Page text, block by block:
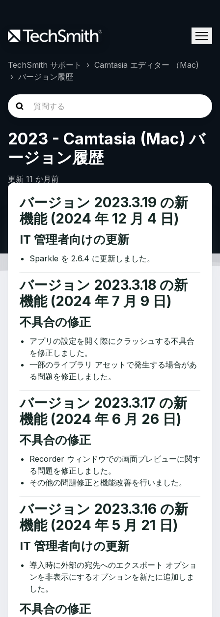
TechSmith サポート
Camtasia エディター （Mac)
バージョン履歴
2023 - Camtasia (Mac) バ
ージョン履歴
更新 11 か月前
バージョン 2023.3.19 の新
機能 (2024 年 12 月 4 日)
IT 管理者向けの更新
Sparkle を 2.6.4 に更新しました。
バージョン 2023.3.18 の新
機能 (2024 年 7 月 9 日)
不具合の修正
アプリの設定を開く際にクラッシュする不具合
を修正しました。
一部のライブラリ アセットで発生する場合があ
る問題を修正しました。
バージョン 2023.3.17 の新
機能 (2024 年 6 月 26 日)
不具合の修正
Recorder ウィンドウでの画面プレビューに関す
る問題を修正しました。
その他の問題修正と機能改善を行いました。
バージョン 2023.3.16 の新
機能 (2024 年 5 月 21 日)
IT 管理者向けの更新
導入時に外部の宛先へのエクスポート オプショ
ンを非表示にするオプションを新たに追加しま
した。
不具合の修正